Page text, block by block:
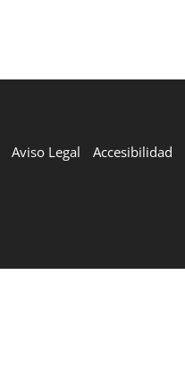
Aviso Legal Accesibilidad